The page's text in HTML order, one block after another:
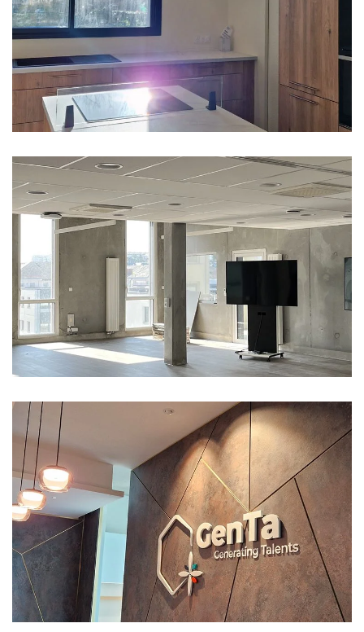
Domotique & Sécurité
Plomberie Résidentiel Ventilation
M & Mme A. – Maison neuve à La Membrolle
Climatisation Électricité Tertiaire Ventilation
Becouze – Aménagement de plateaux de bureaux
Chauffage Climatisation Électricité Plomberie
Tertiaire Ventilation
Steering Avocat – Aménagement de plateaux et coworking